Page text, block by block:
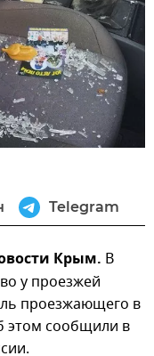
Telegram
Крым. В
у проезжей
проезжающего в
этом сообщили в